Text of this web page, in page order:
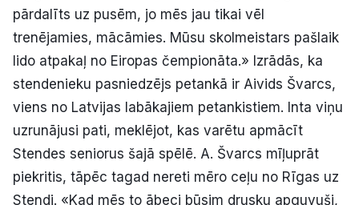
pārdalīts uz pusēm, jo mēs jau tikai vēl
trenējamies, mācāmies. Mūsu skolmeistars pašlaik
lido atpakaļ no Eiropas čempionāta.» Izrādās, ka
stendenieku pasniedzējs petankā ir Aivids Švarcs,
viens no Latvijas labākajiem petankistiem. Inta viņu
uzrunājusi pati, meklējot, kas varētu apmācīt
Stendes seniorus šajā spēlē. A. Švarcs mīļuprāt
piekritis, tāpēc tagad nereti mēro ceļu no Rīgas uz
Stendi. «Kad mēs to ābeci būsim drusku apguvuši,